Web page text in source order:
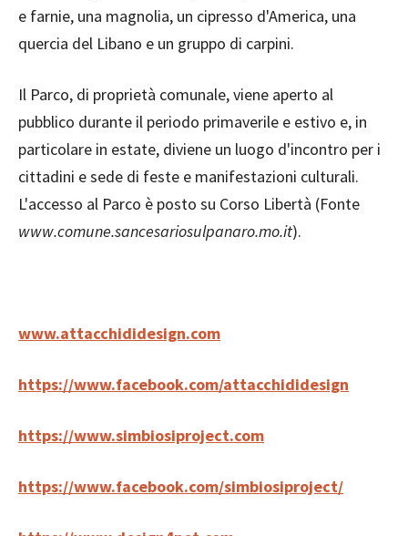
e farnie, una magnolia, un cipresso d'America, una
quercia del Libano e un gruppo di carpini.
Il Parco, di proprietà comunale, viene aperto al
pubblico durante il periodo primaverile e estivo e, in
particolare in estate, diviene un luogo d'incontro per i
cittadini e sede di feste e manifestazioni culturali.
L'accesso al Parco è posto su Corso Libertà (Fonte
www.comune.sancesariosulpanaro.mo.it).
www.attacchididesign.com
https://www.facebook.com/attacchididesign
https://www.simbiosiproject.com
https://www.facebook.com/simbiosiproject/